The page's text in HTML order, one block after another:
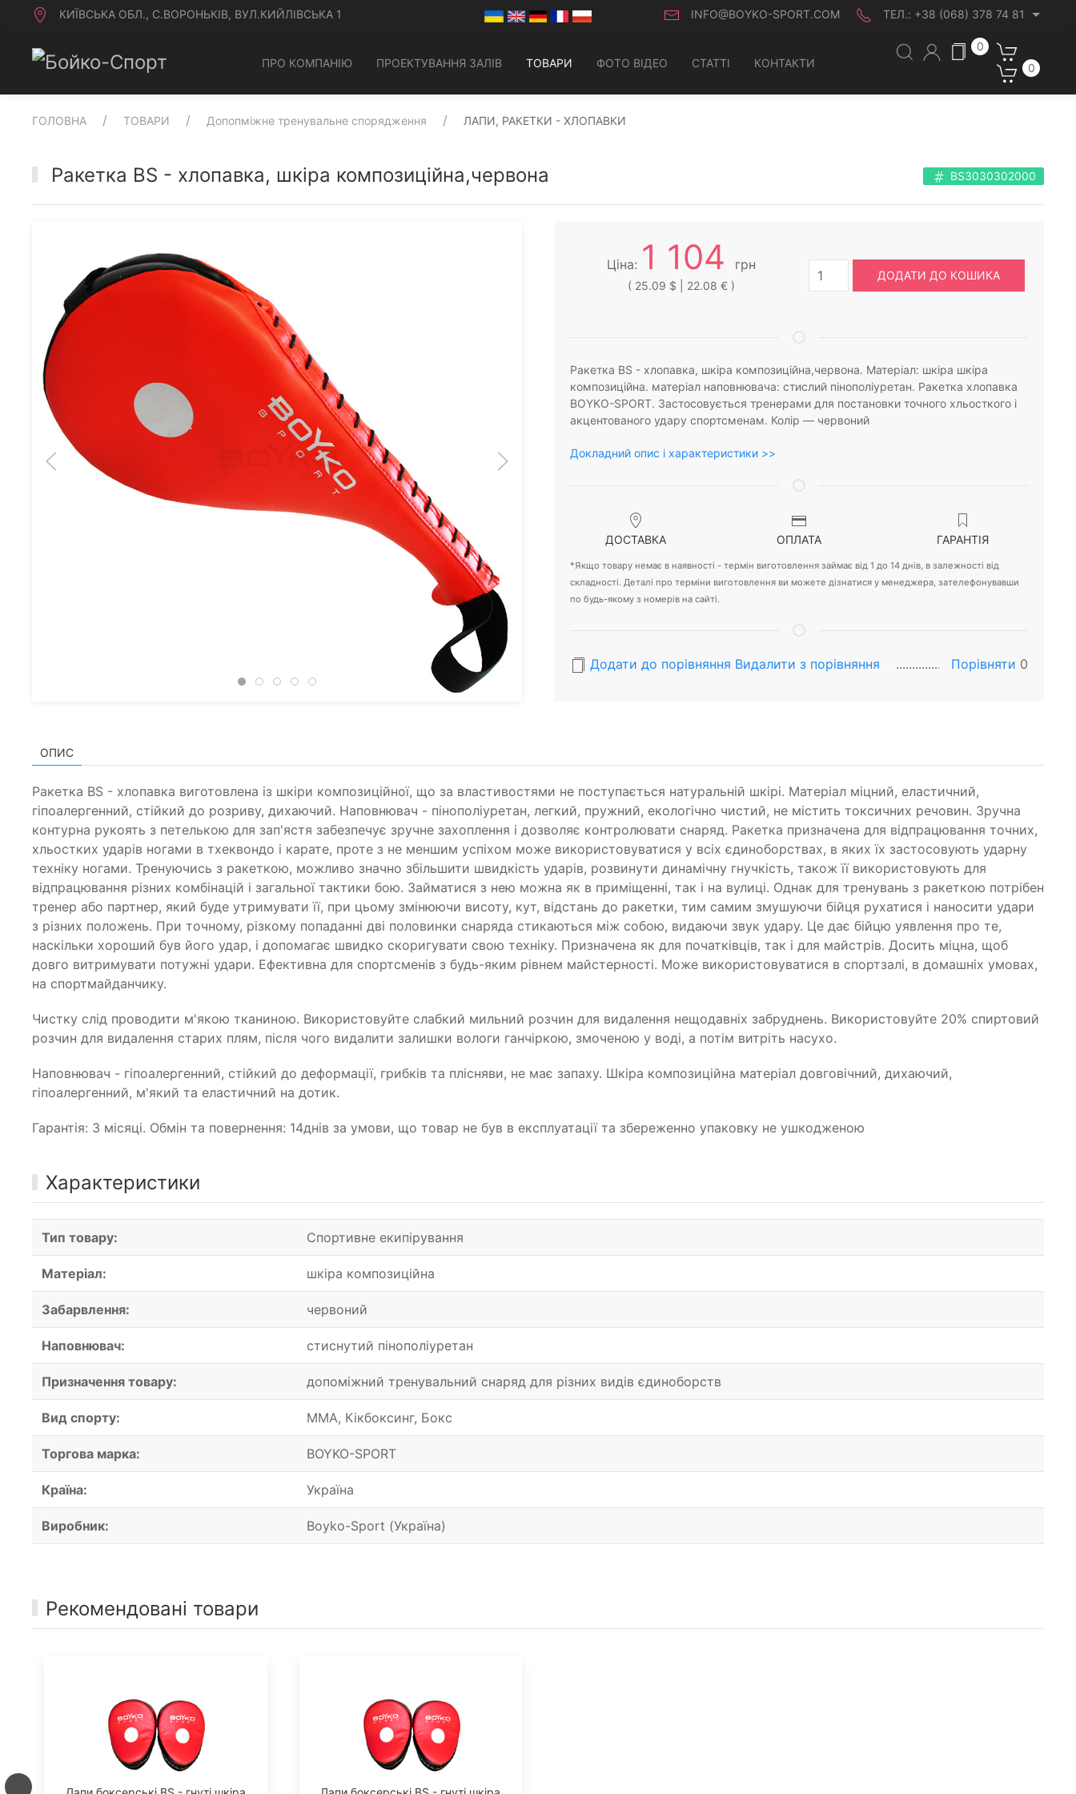
КИЇВСЬКА ОБЛ., С.ВОРОНЬКІВ, ВУЛ.КИЙЛІВСЬКА 1 INFO@BOYKO-SPORT.COM ТЕЛ.: +38 (068) 378 74 81
ПРО КОМПАНІЮ ПРОЕКТУВАННЯ ЗАЛІВ ТОВАРИ ФОТО ВІДЕО СТАТТІ КОНТАКТИ
0
0
ГОЛОВНА ТОВАРИ Допопміжне тренувальне спорядження ЛАПИ, РАКЕТКИ - ХЛОПАВКИ
Ракетка BS - хлопавка, шкіра композиційна,червона BS3030302000
Ціна: 1 104 грн
( 25.09 $ | 22.08 € )
ДОДАТИ ДО КОШИКА
Ракетка BS - хлопавка, шкіра композиційна,червона. Матеріал: шкіра шкіра
композиційна. матеріал наповнювача: стислий пінополіуретан. Ракетка хлопавка
BOYKO-SPORT. Застосовується тренерами для постановки точного хльосткого і
акцентованого удару спортсменам. Колір — червоний
Докладний опис і характеристики >>
ДОСТАВКА ОПЛАТА ГАРАНТІЯ
*Якщо товару немає в наявності - термін виготовлення займає від 1 до 14 днів, в залежності від
складності. Деталі про терміни виготовлення ви можете дізнатися у менеджера, зателефонувавши
по будь-якому з номерів на сайті.
Додати до порівняння Видалити з порiвняння Порівняти 0
ОПИС
Ракетка BS - хлопавка виготовлена із шкіри композиційної, що за властивостями не поступається натуральній шкірі. Матеріал міцний, еластичний,
гіпоалергенний, стійкий до розриву, дихаючий. Наповнювач - пінополіуретан, легкий, пружний, екологічно чистий, не містить токсичних речовин. Зручна
контурна рукоять з петелькою для зап'ястя забезпечує зручне захоплення і дозволяє контролювати снаряд. Ракетка призначена для відпрацювання точних,
хльостких ударів ногами в тхеквондо і карате, проте з не меншим успіхом може використовуватися у всіх єдиноборствах, в яких їх застосовують ударну
техніку ногами. Тренуючись з ракеткою, можливо значно збільшити швидкість ударів, розвинути динамічну гнучкість, також її використовують для
відпрацювання різних комбінацій і загальної тактики бою. Займатися з нею можна як в приміщенні, так і на вулиці. Однак для тренувань з ракеткою потрібен
тренер або партнер, який буде утримувати її, при цьому змінюючи висоту, кут, відстань до ракетки, тим самим змушуючи бійця рухатися і наносити удари
з різних положень. При точному, різкому попаданні дві половинки снаряда стикаються між собою, видаючи звук удару. Це дає бійцю уявлення про те,
наскільки хороший був його удар, і допомагає швидко скоригувати свою техніку. Призначена як для початківців, так і для майстрів. Досить міцна, щоб
довго витримувати потужні удари. Ефективна для спортсменів з будь-яким рівнем майстерності. Може використовуватися в спортзалі, в домашніх умовах,
на спортмайданчику.
Чистку слід проводити м'якою тканиною. Використовуйте слабкий мильний розчин для видалення нещодавніх забруднень. Використовуйте 20% спиртовий
розчин для видалення старих плям, після чого видалити залишки вологи ганчіркою, змоченою у воді, а потім витріть насухо.
Наповнювач - гіпоалергенний, стійкий до деформації, грибків та плісняви, не має запаху. Шкіра композиційна матеріал довговічний, дихаючий,
гіпоалергенний, м'який та еластичний на дотик.
Гарантія: 3 місяці. Обмін та повернення: 14днів за умови, що товар не був в експлуатації та збереженно упаковку не ушкодженою
Характеристики
Тип товару: Спортивне екипірування
Матеріал: шкіра композиційна
Забарвлення: червоний
Наповнювач: стиснутий пінополіуретан
Призначення товару: допоміжний тренувальний снаряд для різних видів єдиноборств
Вид спорту: ММА, Кікбоксинг, Бокс
Торгова марка: BOYKO-SPORT
Країна: Україна
Виробник: Boyko-Sport (Україна)
Рекомендовані товари